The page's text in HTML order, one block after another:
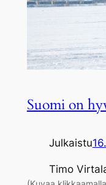
Suomi on
Julkaistu
Timo